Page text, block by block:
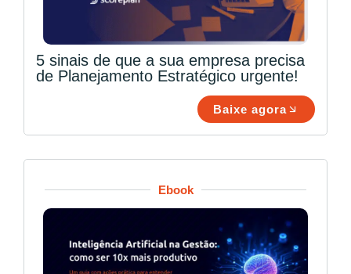
5 sinais de que a sua empresa precisa
de Planejamento Estratégico urgente!
Baixe agora
Ebook